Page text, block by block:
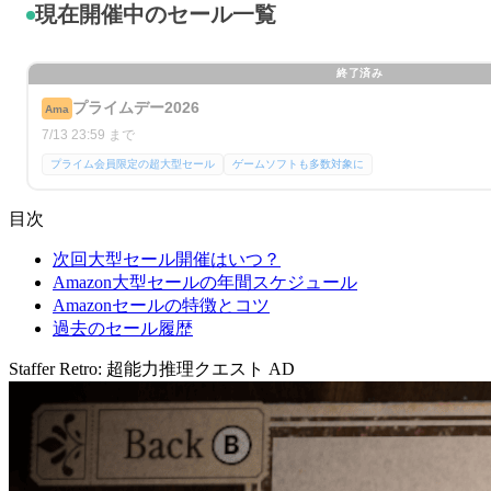
現在開催中のセール一覧
終了済み
Ama プライムデー2026
7/13 23:59 まで
プライム会員限定の超大型セール ゲームソフトも多数対象に
目次
次回大型セール開催はいつ？
Amazon大型セールの年間スケジュール
Amazonセールの特徴とコツ
過去のセール履歴
Staffer Retro: 超能力推理クエスト AD